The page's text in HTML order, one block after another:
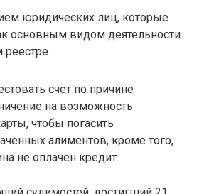
юридических лиц, которые
основным видом деятельности
реестре.
счет по причине
на возможность
чтобы погасить
алиментов, кроме того,
не оплачен кредит.